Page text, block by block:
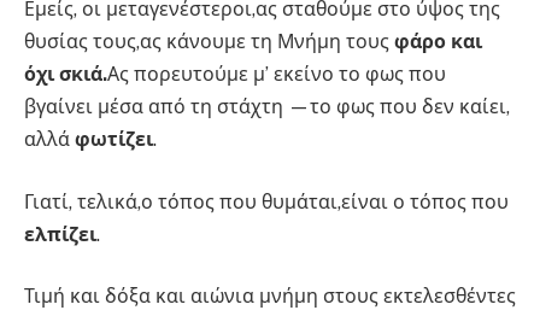
Εμείς, οι μεταγενέστεροι,ας σταθούμε στο ύψος της
θυσίας τους,ας κάνουμε τη Μνήμη τους φάρο και
όχι σκιά.Ας πορευτούμε μ’ εκείνο το φως που
βγαίνει μέσα από τη στάχτη —το φως που δεν καίει,
αλλά φωτίζει.
Γιατί, τελικά,ο τόπος που θυμάται,είναι ο τόπος που
ελπίζει.
Τιμή και δόξα και αιώνια μνήμη στους εκτελεσθέντες